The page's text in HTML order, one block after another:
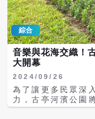
次，髮捲能創造出
是柔和的捲髮，均
合和心情自由選擇。 使用髮捲後，髮型的
能持久保持，即使
齊美觀。此外，漂
髮捲幫助女孩創造
感。而現代髮捲的
或熱捲髮器，使用起來
也有網友指出，這
風格和實際需求。
Hani的臉」，並提
綜合
音樂與花海交織！
大開幕
2024/09/26
為了讓更多民眾深
力，古亭河濱公園
合《2024秋OUT